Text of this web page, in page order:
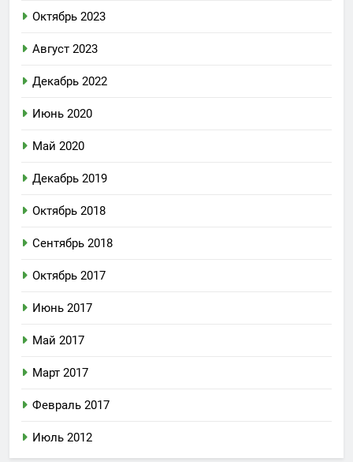
Октябрь 2023
Август 2023
Декабрь 2022
Июнь 2020
Май 2020
Декабрь 2019
Октябрь 2018
Сентябрь 2018
Октябрь 2017
Июнь 2017
Май 2017
Март 2017
Февраль 2017
Июль 2012